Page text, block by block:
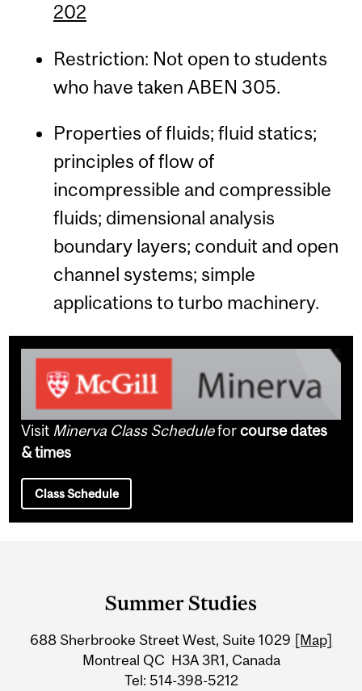
202
Restriction: Not open to students
who have taken ABEN 305.
Properties of fluids; fluid statics;
principles of flow of
incompressible and compressible
fluids; dimensional analysis
boundary layers; conduit and open
channel systems; simple
applications to turbo machinery.
Visit Minerva Class Scheduleforcourse dates
& times
Class Schedule
Information
Summer Studies
688 Sherbrooke Street West, Suite 1029 [Map]
Montreal QC H3A 3R1, Canada
Tel: 514-398-5212